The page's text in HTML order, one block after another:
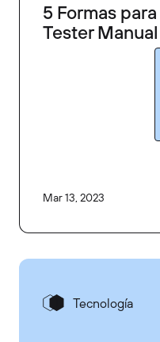
5 Formas
Tester Manual
Mar 13, 2023
Tecnología